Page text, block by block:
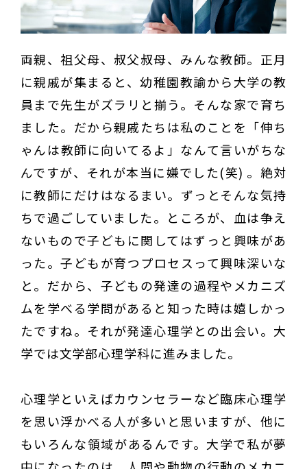
両親、祖父母、叔父叔母、みんな教師。正月
に親戚が集まると、幼稚園教諭から大学の教
員まで先生がズラリと揃う。そんな家で育ち
ました。だから親戚たちは私のことを「伸ち
ゃんは教師に向いてるよ」なんて言いがちな
んですが、それが本当に嫌でした(笑) 。絶対
に教師にだけはなるまい。ずっとそんな気持
ちで過ごしていました。ところが、血は争え
ないもので子どもに関してはずっと興味があ
った。子どもが育つプロセスって興味深いな
と。だから、子どもの発達の過程やメカニズ
ムを学べる学問があると知った時は嬉しかっ
たですね。それが発達心理学との出会い。大
学では文学部心理学科に進みました。
心理学といえばカウンセラーなど臨床心理学
を思い浮かべる人が多いと思いますが、他に
もいろんな領域があるんです。大学で私が夢